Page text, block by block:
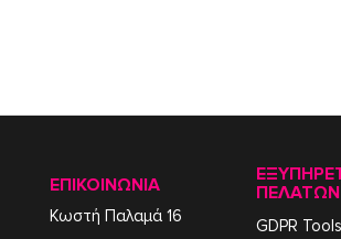
ΕΠΙΚΟΙΝΩΝΙΑ
Κωστή Παλαμά 16
ΠΕΛΑΤΏΝ
GDPR Tools